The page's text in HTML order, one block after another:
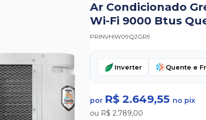
Ar Condicionado
Wi-Fi 9000 Btus
PRINVHIW09Q2GR9
Inverter Quente e
por R$ 2.649,55 no pix
ou R$ 2.789,00